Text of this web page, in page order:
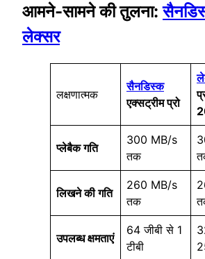
आमने-सामने की तुलना:
लेक्सर
लक्षणात्‍मक
सैनडिस्क
एक्सट्रीम प्रो
प्लेबैक गति
300 MB/s
तक
लिखने की गति
260 MB/s
तक
उपलब्ध क्षमताएं
64 जीबी से 1
टीबी